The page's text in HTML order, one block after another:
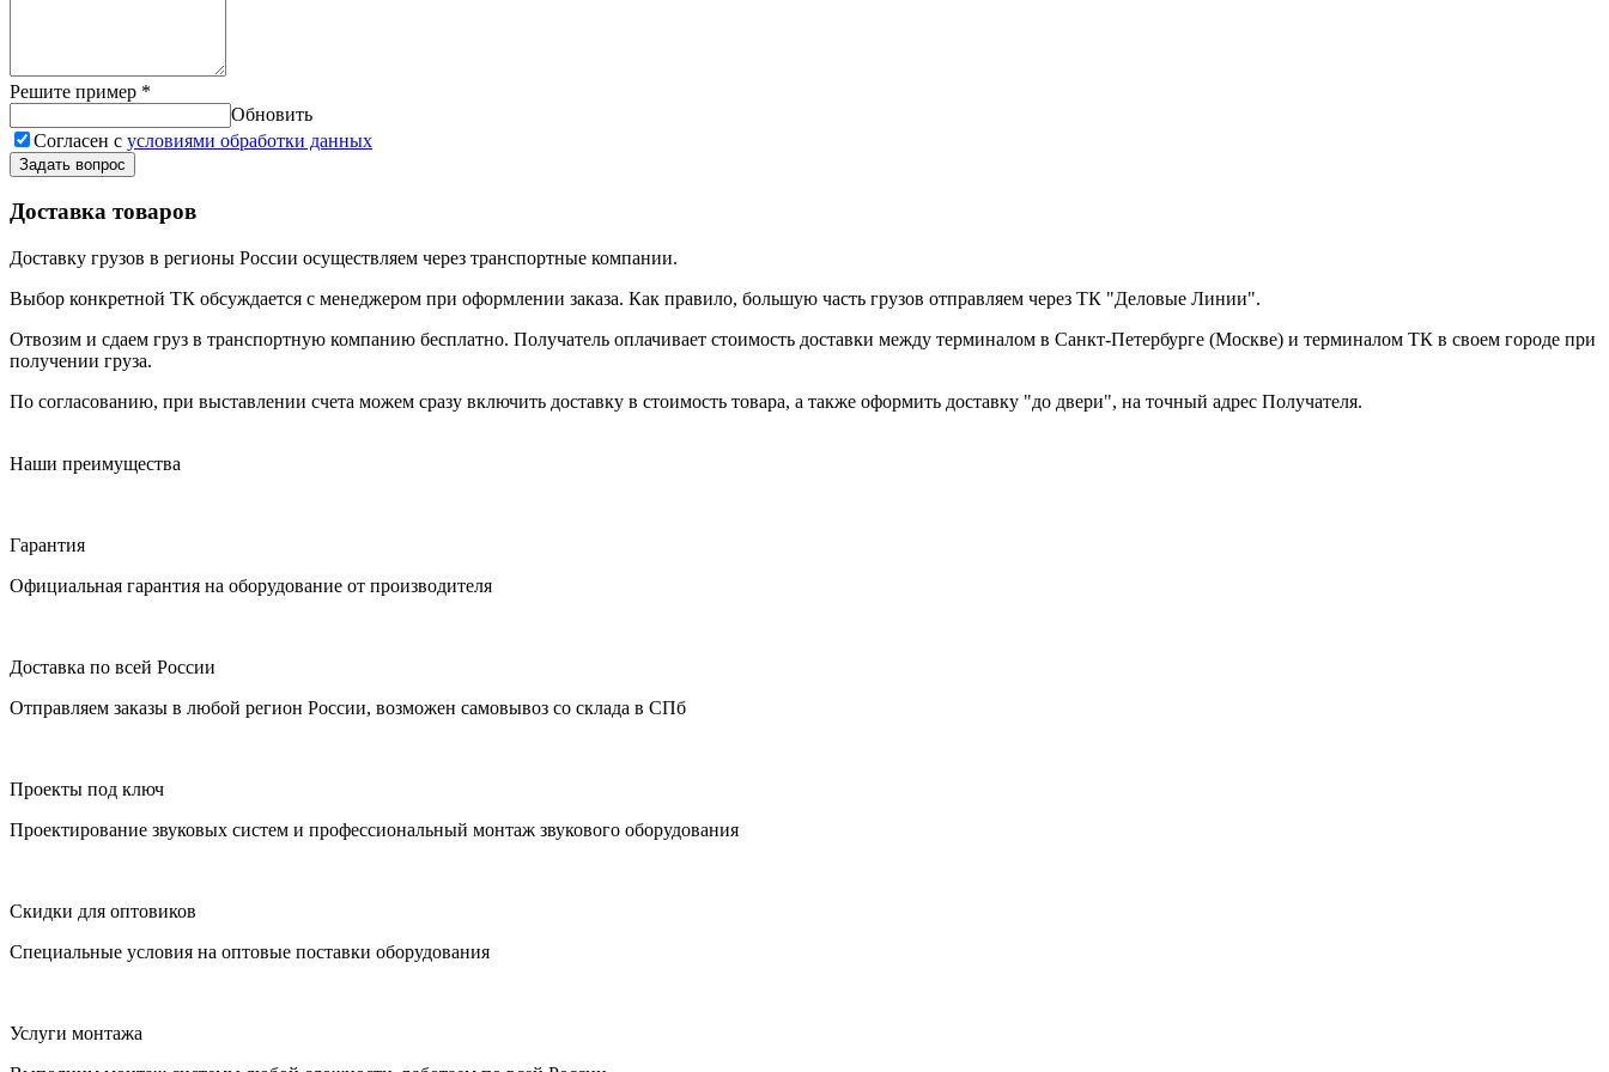
Решите пример *
Обновить
Согласен с условиями обработки данных
Задать вопрос
Доставка товаров
Доставку грузов в регионы России осуществляем через транспортные компании.
Выбор конкретной ТК обсуждается с менеджером при оформлении заказа. Как правило, большую часть грузов отправляем через ТК "Деловые Линии".
Отвозим и сдаем груз в транспортную компанию бесплатно. Получатель оплачивает стоимость доставки между терминалом в Санкт-Петербурге (Москве) и терминалом ТК в своем городе при
получении груза.
По согласованию, при выставлении счета можем сразу включить доставку в стоимость товара, а также оформить доставку "до двери", на точный адрес Получателя.
Наши преимущества
Гарантия
Официальная гарантия на оборудование от производителя
Доставка по всей России
Отправляем заказы в любой регион России, возможен самовывоз со склада в СПб
Проекты под ключ
Проектирование звуковых систем и профессиональный монтаж звукового оборудования
Скидки для оптовиков
Специальные условия на оптовые поставки оборудования
Услуги монтажа